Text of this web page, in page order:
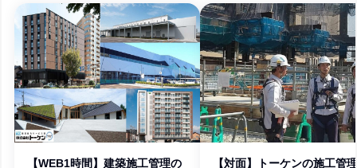
【WEB1時間】建築施工管理の
【対面】トーケンの施工管